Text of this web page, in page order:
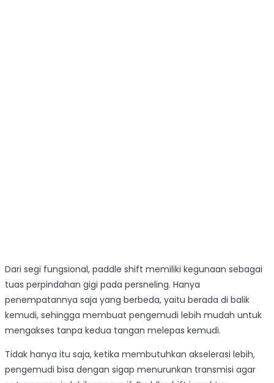
Dari segi fungsional, paddle shift memiliki kegunaan sebagai
tuas perpindahan gigi pada persneling. Hanya
penempatannya saja yang berbeda, yaitu berada di balik
kemudi, sehingga membuat pengemudi lebih mudah untuk
mengakses tanpa kedua tangan melepas kemudi.
Tidak hanya itu saja, ketika membutuhkan akselerasi lebih,
pengemudi bisa dengan sigap menurunkan transmisi agar